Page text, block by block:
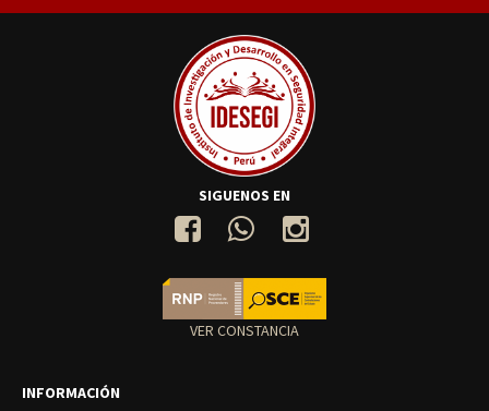
SIGUENOS EN
VER CONSTANCIA
INFORMACIÓN